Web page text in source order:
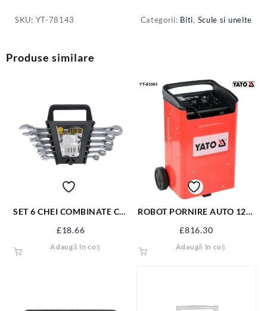
SKU: YT-78143 Categorii: Biti, Scule si unelte
Produse similare
SET 6 CHEI COMBINATE CR-
£18.66
Adaugă în coș
ROBOT PORNIRE AUTO 12V-
£816.30
Adaugă în coș